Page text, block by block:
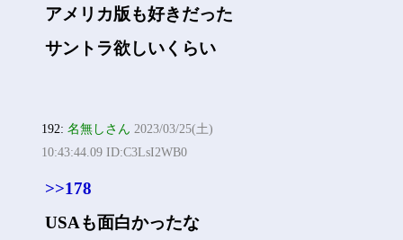
アメリカ版も好きだった
サントラ欲しいくらい
192:名無しさん 2023/03/25(土)
10:43:44.09 ID:C3LsI2WB0
>>178
USAも面白かったな